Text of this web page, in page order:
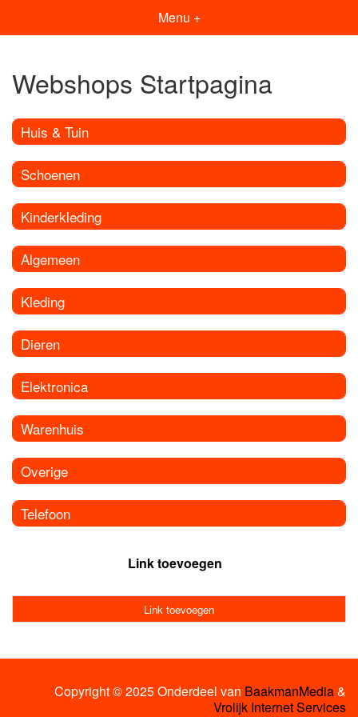
Menu +
Webshops Startpagina
Huis & Tuin
Schoenen
Kinderkleding
Algemeen
Kleding
Dieren
Elektronica
Warenhuis
Overige
Telefoon
Link toevoegen
Link toevoegen
Copyright © 2025 Onderdeel van BaakmanMedia&
Vrolijk Internet Services